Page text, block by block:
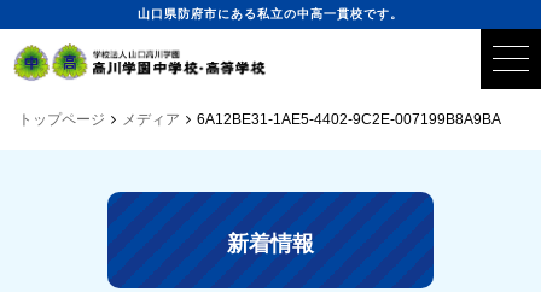
山口県防府市にある私立の中高一貫校です。
トップページ メディア 6A12BE31-1AE5-4402-9C2E-007199B8A9BA
新着情報